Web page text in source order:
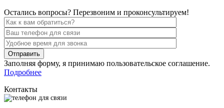
Остались вопросы? Перезвоним и проконсультируем!
Заполняя форму, я принимаю пользовательское соглашение.
Подробнее
Контакты